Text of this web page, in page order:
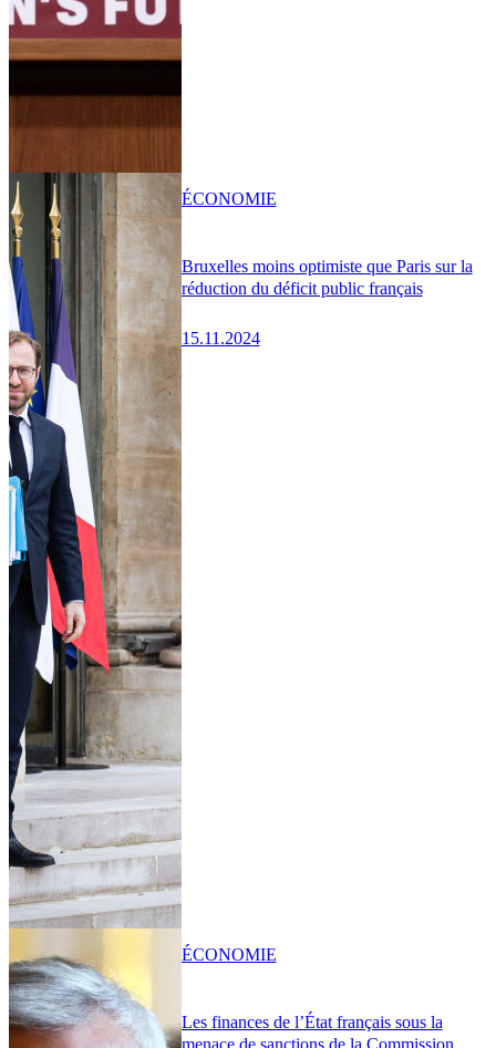
Bruxelles moins optimiste que Paris sur la
réduction du déficit public français
15.11.2024
ÉCONOMIE
Les finances de l’État français sous la
menace de sanctions de la Commission
ÉCONOMIE